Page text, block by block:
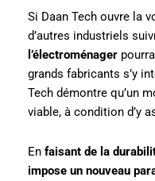
Si Daan Tech ouvre la
d’autres industriels
l’électroménager
grands fabricants s’y
Tech démontre qu’un
viable, à condition d’y
En faisant de la
impose un nouveau